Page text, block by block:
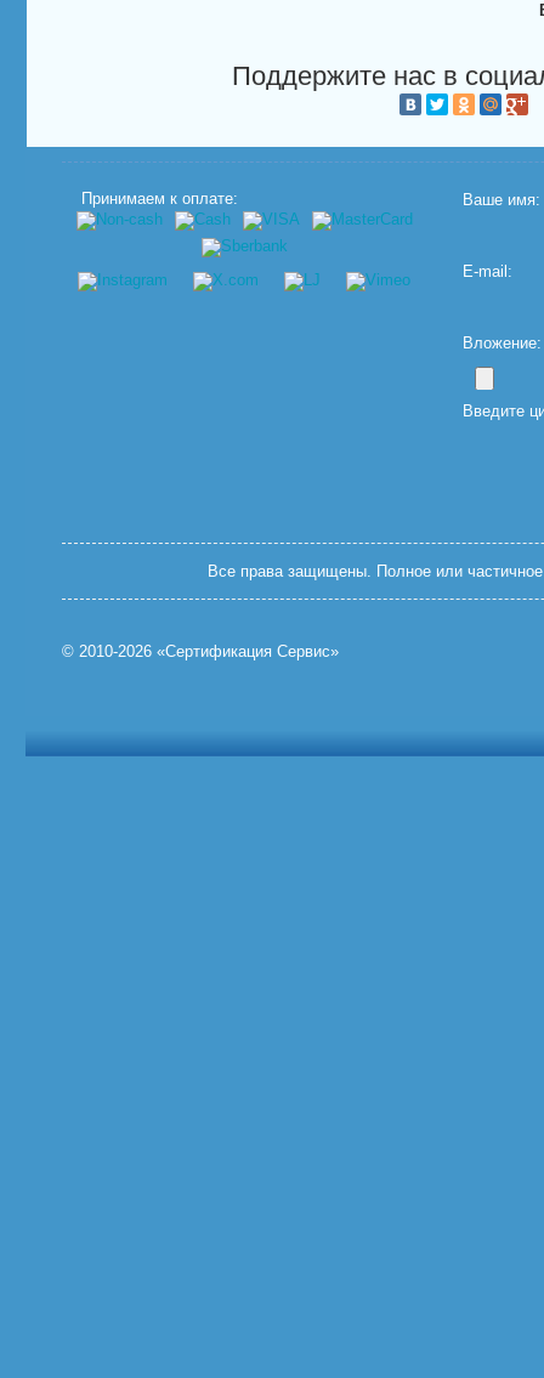
Поддержите нас в
Принимаем к оплате: Ваше имя:
E-mail:
Введите
Все права защищены. Полное или частичное
© 2010-2026 «Сертификация Сервис»